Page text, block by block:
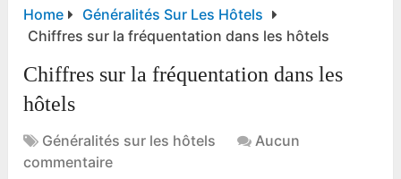
Home
Généralités Sur Les Hôtels
Chiffres sur la fréquentation dans les hôtels
Chiffres sur la fréquentation dans les
hôtels
Généralités sur les hôtels
Aucun
commentaire